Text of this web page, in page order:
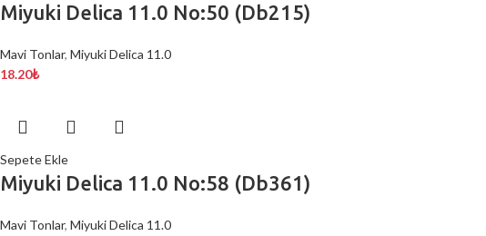
Miyuki Delica 11.0 No:50 (Db215)
Mavi Tonlar, Miyuki Delica 11.0
18.20₺
Sepete Ekle
Miyuki Delica 11.0 No:58 (Db361)
Mavi Tonlar, Miyuki Delica 11.0